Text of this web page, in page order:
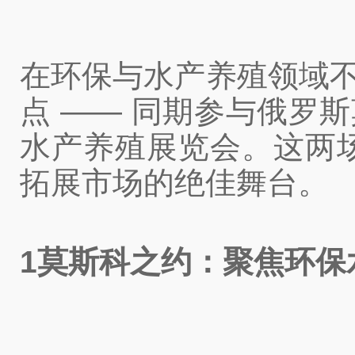
在环保与水产养殖领域
点 —— 同期参与俄罗斯
水产养殖展览会。这两
拓展市场的绝佳舞台。
1莫斯科之约：聚焦环保